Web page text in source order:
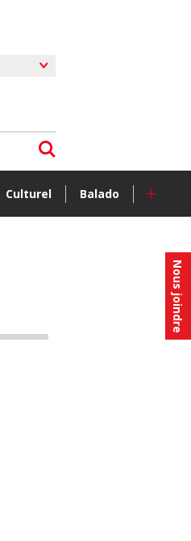
Nous joindre
Culturel Balado +